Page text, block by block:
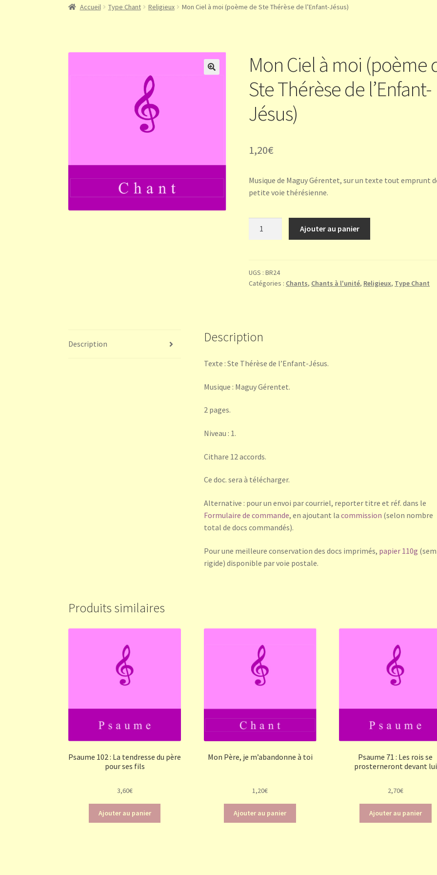
Accueil Type Chant Religieux Mon Ciel à moi (poème de Ste Thérèse de l’Enfant-Jésus)
Mon Ciel à moi (poème
Ste Thérèse de l’Enfant-
Jésus)
1,20€
Musique de Maguy Gérentet, sur un texte tout emprunt
petite voie thérésienne.
à
moi
Thérèse
Jésus)
Ajouter au panier
UGS :BR24
Catégories : Chants, Chants à l'unité, Religieux, Type Chant
Description Description
Texte : Ste Thérèse de l’Enfant-Jésus.
Musique : Maguy Gérentet.
2 pages.
Niveau : 1.
Cithare 12 accords.
Ce doc. sera à télécharger.
Alternative : pour un envoi par courriel, reporter titre et réf. dans le
Formulaire de commande, en ajoutant la commission (selon nombre
total de docs commandés).
Pour une meilleure conservation des docs imprimés, papier 110g
rigide) disponible par voie postale.
Produits similaires
Psaume 102 : La tendresse du père
pour ses fils
3,60€
Ajouter au panier
Mon Père, je m’abandonne à toi
1,20€
Ajouter au panier
Psaume 71 : Les rois se
prosterneront devant lui
2,70€
Ajouter au panier